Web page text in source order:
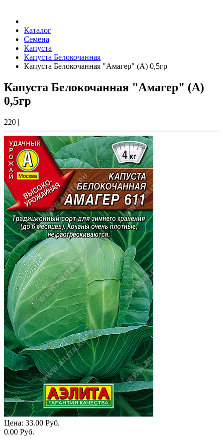
Каталог
Семена
Капуста
Капуста Белокочанная
Капуста Белокочанная "Амагер" (А) 0,5гр
Капуста Белокочанная "Амагер" (А)
0,5гр
220 |
Цена: 33.00 Руб.
0.00 Руб.